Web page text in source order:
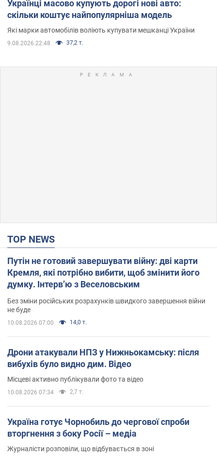
Українці масово купують дорогі нові авто:
скільки коштує найпопулярніша модель
Які марки автомобілів воліють купувати мешканці України
9.08.2026 22:48 37,2 т.
TOP NEWS
Путін не готовий завершувати війну: дві карти
Кремля, які потрібно вибити, щоб змінити його
думку. Інтерв’ю з Веселовським
Без зміни російських розрахунків швидкого завершення війни
не буде
10.08.2026 07:00 14,0 т.
Дрони атакували НПЗ у Нижньокамську: після
вибухів було видно дим. Відео
Місцеві активно публікували фото та відео
10.08.2026 07:34 2,7 т.
Україна готує Чорнобиль до чергової спроби
вторгнення з боку Росії – медіа
Журналісти розповіли, що відбувається в зоні